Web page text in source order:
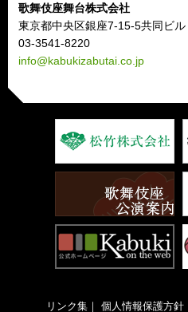
歌舞伎座舞台株式会社
東京都中央区銀座7-15-5共同ビル
03-3541-8220
info@kabukizabutai.co.jp
リンク集｜ 個人情報保護方針